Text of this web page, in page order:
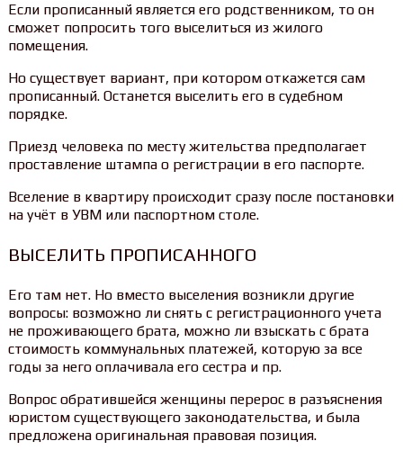
Если прописанный является его родственником, то он
сможет попросить того выселиться из жилого
помещения.
Но существует вариант, при котором откажется сам
прописанный. Останется выселить его в судебном
порядке.
Приезд человека по месту жительства предполагает
проставление штампа о регистрации в его паспорте.
Вселение в квартиру происходит сразу после постановки
на учёт в УВМ или паспортном столе.
ВЫСЕЛИТЬ ПРОПИСАННОГО
Его там нет. Но вместо выселения возникли другие
вопросы: возможно ли снять с регистрационного учета
не проживающего брата, можно ли взыскать с брата
стоимость коммунальных платежей, которую за все
годы за него оплачивала его сестра и пр.
Вопрос обратившейся женщины перерос в разъяснения
юристом существующего законодательства, и была
предложена оригинальная правовая позиция.